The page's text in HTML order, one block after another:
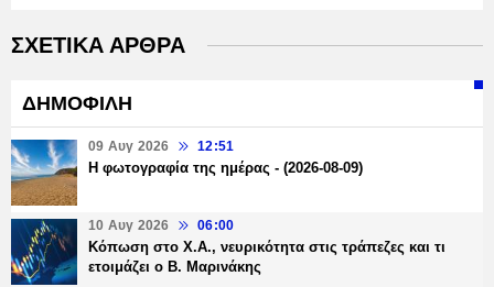
ΣΧΕΤΙΚΑ ΑΡΘΡΑ
ΔΗΜΟΦΙΛΗ
09 Αυγ 2026 12:51
Η φωτογραφία της ημέρας - (2026-08-09)
10 Αυγ 2026 06:00
Κόπωση στο Χ.Α., νευρικότητα στις τράπεζες και τι
ετοιμάζει ο Β. Μαρινάκης